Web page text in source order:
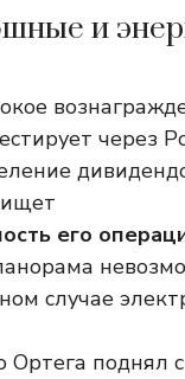
и
через
его
случае
поднял